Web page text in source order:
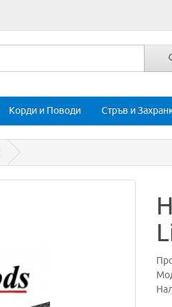
Корди и Поводи Стръв и